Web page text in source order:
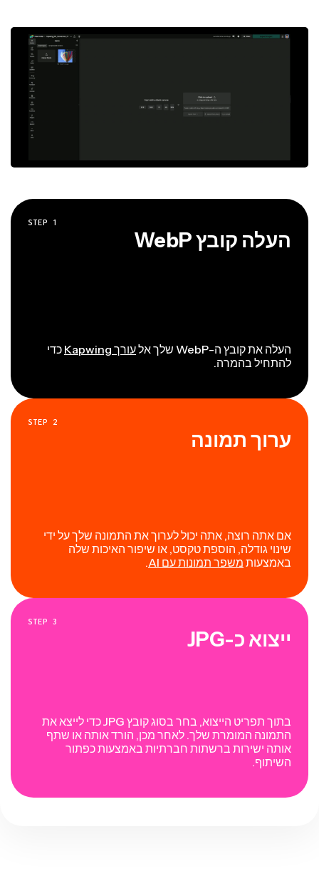
STEP 1
העלה קובץ WebP
העלה את קובץ ה-WebP שלך אל עורך Kapwing
כדי
להתחיל בהמרה.
STEP 2
ערוך תמונה
אם אתה רוצה, אתה יכול לערוך את התמונה שלך על ידי
שינוי גודלה, הוספת טקסט, או שיפור האיכות שלה
באמצעות משפר תמונות עם AI .
STEP 3
ייצוא כ-JPG
בתוך תפריט הייצוא, בחר בסוג קובץ JPG כדי לייצא את
התמונה המומרת שלך. לאחר מכן, הורד אותה או שתף
אותה ישירות ברשתות חברתיות באמצעות כפתור
השיתוף.